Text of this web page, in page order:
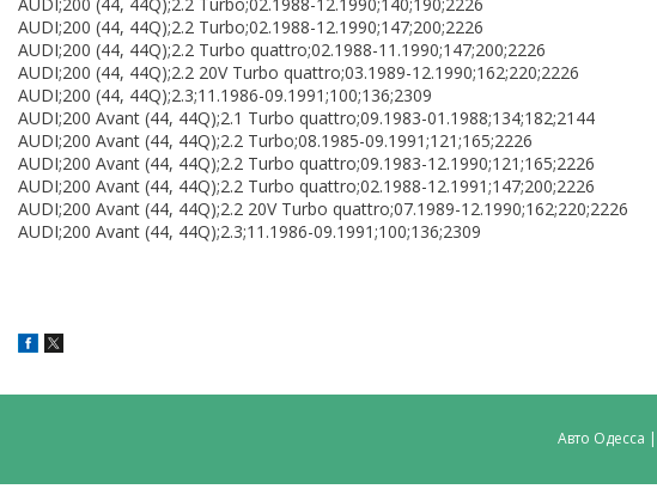
AUDI;200 (44, 44Q);2.2 Turbo;02.1988-12.1990;147;200;2226
AUDI;200 (44, 44Q);2.2 Turbo quattro;02.1988-11.1990;147;200;2226
AUDI;200 (44, 44Q);2.2 20V Turbo quattro;03.1989-12.1990;162;220;2226
AUDI;200 (44, 44Q);2.3;11.1986-09.1991;100;136;2309
AUDI;200 Avant (44, 44Q);2.1 Turbo quattro;09.1983-01.1988;134;182;2144
AUDI;200 Avant (44, 44Q);2.2 Turbo;08.1985-09.1991;121;165;2226
AUDI;200 Avant (44, 44Q);2.2 Turbo quattro;09.1983-12.1990;121;165;2226
AUDI;200 Avant (44, 44Q);2.2 Turbo quattro;02.1988-12.1991;147;200;2226
AUDI;200 Avant (44, 44Q);2.2 20V Turbo quattro;07.1989-12.1990;162;220;2226
AUDI;200 Avant (44, 44Q);2.3;11.1986-09.1991;100;136;2309
Авто Одесса |